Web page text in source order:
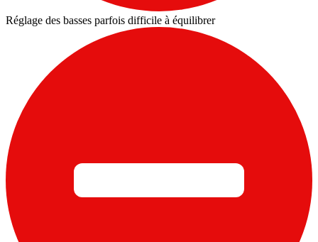
Réglage des basses parfois difficile à équilibrer